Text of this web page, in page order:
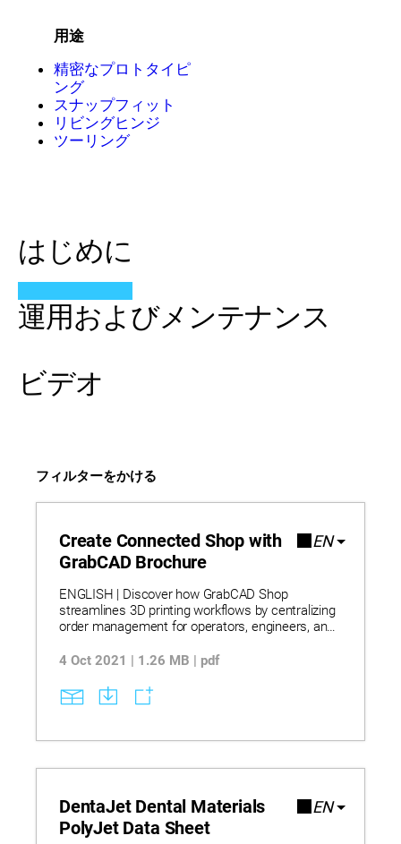
用途
精密なプロトタイピ
ング
スナップフィット
リビングヒンジ
ツーリング
はじめに
運用およびメンテナンス
ビデオ
フィルターをかける
Create Connected Shop with
GrabCAD Brochure
EN
ENGLISH | Discover how GrabCAD Shop
streamlines 3D printing workflows by centralizing
order management for operators, engineers, and
project organization, and file sharing features
across teams. Explore how built-in support for
Stratasys machines and materials enables faster
4 Oct 2021 | 1.26 MB | pdf
DentaJet Dental Materials
PolyJet Data Sheet
EN